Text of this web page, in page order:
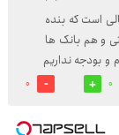
است که بنده
دولتی و هم بانک ها
بودجه نداریم
0
0